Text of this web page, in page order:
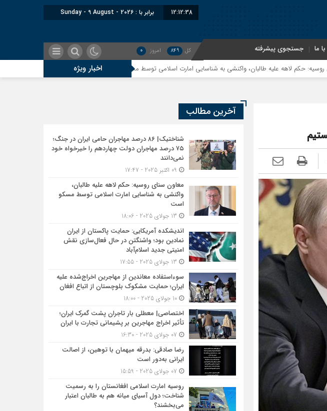
12:12:39 برابر با : Sunday - 9 August - 2026
ما جستجوی پیشرفته کل 849 امروز 0
اخبار ویژه طالبان، واکنشی به شناسایی امارت اسلامی توسط مسکو است اندیشکده آمریکایی: حمایت پاکستان از ایران
آخرین مطالب
شناختیک| ۸۶ درصد مهاجران حامی ایران در جنگ؛
۷۵ درصد مهاجران دولت چهاردهم را خیرخواه خود
نمی‌دانند
معاون سنای روسیه: حکم لاهه علیه طالبان،
واکنشی به شناسایی امارت اسلامی توسط مسکو
است
اندیشکده آمریکایی: حمایت پاکستان از ایران
نمادین بود؛ واشنگتن در حال فعال‌سازی نقش
امنیتی جدید اسلام‌آباد
سوءاستفاده معاندین از مهاجرین اخراج‌شده علیه
ایران؛ حمایت مشکوک بلوچستان از اتباع افغان
10 جولای 2025 - 18:00
اختصاصی| معطلی بار تاجران پشت گمرک ایران؛
تأثیر اخراج مهاجرین بر پشیمانی تجارت با ایران
رضا صادقی: بدرقه میهمان با توهین، از اصالت
ایرانی به‌دور است
روسیه امارت اسلامی افغانستان را به رسمیت
شناخت؛ دول آسیای میانه هم به طالبان اعتبار
می‎‌بخشند؟